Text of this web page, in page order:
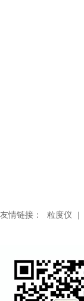
友情链接： 粒度仪